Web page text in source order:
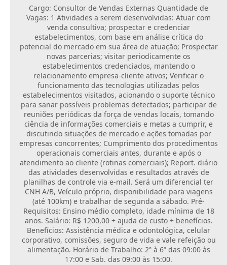
Fila de espera SUS
Canal da Ouvidoria
Prevican
Publicações
Vigilância em Saúde
Creche Municipal
Plano Diretor
Farmácia Municipal
REMUME
Orientações COVID-19
Contratos
Carta de Serviços
Cargo: Consultor de Vendas Externas Quantidade de
Vagas: 1 Atividades a serem desenvolvidas: Atuar com
venda consultiva; prospectar e credenciar
estabelecimentos, com base em análise crítica do
potencial do mercado em sua área de atuação; Prospectar
novas parcerias; visitar periodicamente os
estabelecimentos credenciados, mantendo o
relacionamento empresa-cliente ativos; Verificar o
funcionamento das tecnologias utilizadas pelos
estabelecimentos visitados, acionando o suporte técnico
para sanar possíveis problemas detectados; participar de
reuniões periódicas da força de vendas locais, tomando
ciência de informações comerciais e metas a cumprir, e
discutindo situações de mercado e ações tomadas por
empresas concorrentes; Cumprimento dos procedimentos
operacionais comerciais antes, durante e após o
atendimento ao cliente (rotinas comerciais); Report. diário
das atividades desenvolvidas e resultados através de
planilhas de controle via e-mail. Será um diferencial ter
CNH A/B, Veículo próprio, disponibilidade para viagens
(até 100km) e trabalhar de segunda a sábado. Pré-
Requisitos: Ensino médio completo, idade mínima de 18
anos. Salário: R$ 1200,00 + ajuda de custo + benefícios.
Benefícios: Assistência médica e odontológica, celular
corporativo, comissões, seguro de vida e vale refeição ou
alimentação. Horário de Trabalho: 2ª à 6ª das 09:00 às
17:00 e Sab. das 09:00 às 15:00.